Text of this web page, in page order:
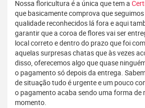
Nossa floricultura é a única que tem a
que basicamente comprova que
qualidade reconhecidos lá fora e aqui
garantir que a coroa de flores vai ser
local correto e dentro do prazo que foi
aquelas surpresas chatas que às vezes
disso, oferecemos algo que quase
o pagamento só depois da entrega.
de situação tudo é urgente e um pouco
o pagamento acaba sendo uma forma de
momento.